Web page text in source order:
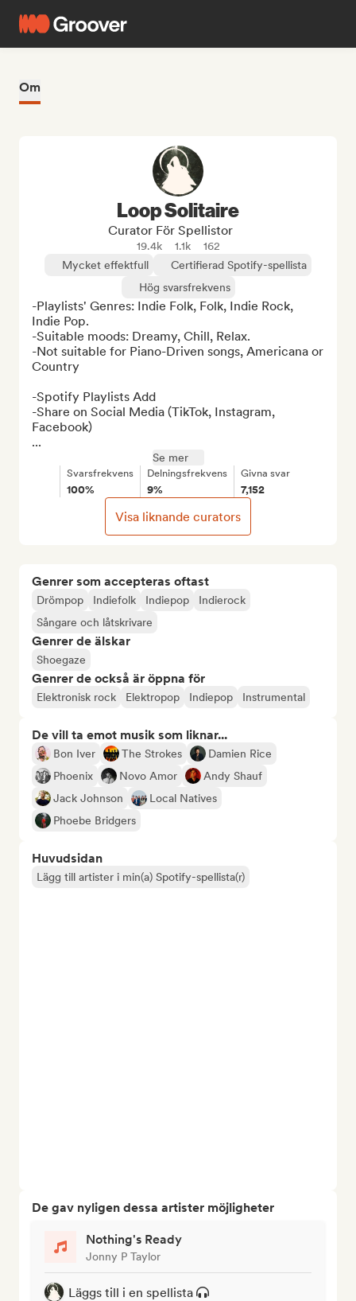
Om
Genrer som accepteras oftast
Drömpop Indiefolk Indiepop
Indierock
Sångare och låtskrivare
Genrer de älskar
Shoegaze
Genrer de också är öppna för
Elektronisk rock Elektropop Indiepop Instrumental
De vill ta emot musik som liknar...
Bon Iver The Strokes
Damien Rice
Phoenix
Novo Amor
Andy Shauf
Jack Johnson
Local Natives
Phoebe Bridgers
Huvudsidan
Lägg till artister i min(a) Spotify-spellista(r)
De gav nyligen dessa artister möjligheter
Nothing's Ready
Jonny P Taylor
Läggs till i en spellista
Loop Solitaire
Curator För Spellistor
19.4k 1.1k
162
Mycket effektfull
Certifierad Spotify-spellista
Hög svarsfrekvens
-Playlists' Genres: Indie Folk, Folk, Indie Rock,
Indie Pop.
-Suitable moods: Dreamy, Chill, Relax.
-Not suitable for Piano-Driven songs, Americana or
Country
-Spotify Playlists Add
-Share on Social Media (TikTok, Instagram,
Facebook)
...
Se mer
Svarsfrekvens
100%
Delningsfrekvens
9%
Givna svar
7,152
Visa liknande curators